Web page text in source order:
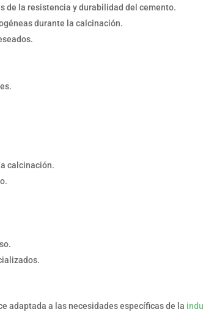
de la resistencia y durabilidad del cemento.
durante la calcinación.
calcinación.
adaptada a las necesidades específicas de la